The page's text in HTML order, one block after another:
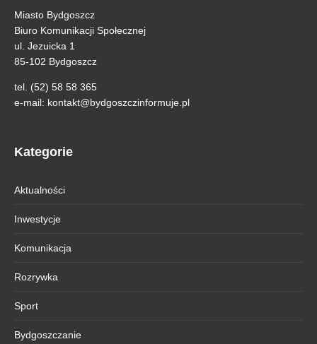
Miasto Bydgoszcz
Biuro Komunikacji Społecznej
ul. Jezuicka 1
85-102 Bydgoszcz
tel. (52) 58 58 365
e-mail: kontakt@bydgoszczinformuje.pl
Kategorie
Aktualności
Inwestycje
Komunikacja
Rozrywka
Sport
Bydgoszczanie